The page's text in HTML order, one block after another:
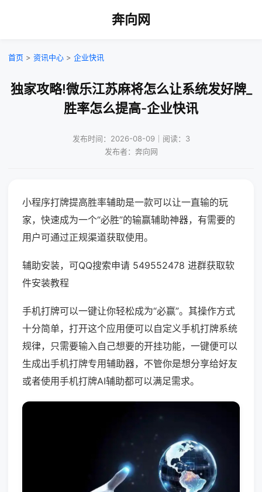
奔向网
首页 > 资讯中心 > 企业快讯
独家攻略!微乐江苏麻将怎么让系统发好牌_
胜率怎么提高-企业快讯
发布时间：2026-08-09｜阅读：3
发布者：奔向网
小程序打牌提高胜率辅助是一款可以让一直输的玩
家，快速成为一个“必胜”的输赢辅助神器，有需要的
用户可通过正规渠道获取使用。
辅助安装，可QQ搜索申请 549552478 进群获取软
件安装教程
手机打牌可以一键让你轻松成为“必赢”。其操作方式
十分简单，打开这个应用便可以自定义手机打牌系统
规律，只需要输入自己想要的开挂功能，一键便可以
生成出手机打牌专用辅助器，不管你是想分享给好友
或者使用手机打牌AI辅助都可以满足需求。